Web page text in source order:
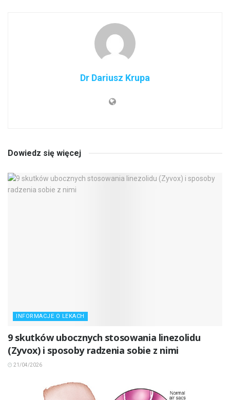
Dr Dariusz Krupa
Dowiedz się więcej
INFORMACJE O LEKACH
9 skutków ubocznych stosowania linezolidu
(Zyvox) i sposoby radzenia sobie z nimi
21/04/2026